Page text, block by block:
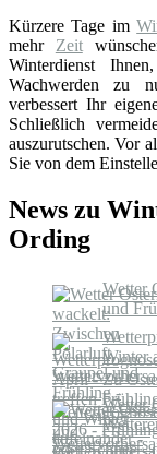
Kürzere Tage im
mehr Zeit
Winterdienst
Wachwerden zu
verbessert Ihr
Schließlich
auszurutschen. Vor
Sie von dem
News zu
Ording
Wetter
und
Winter
Wetter